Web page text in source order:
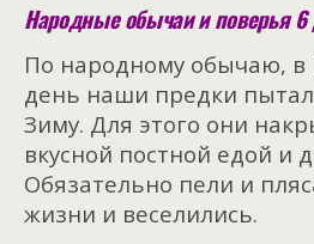
Народные обычаи и поверья 6
По народному обычаю,
день наши предки
Зиму. Для этого они
вкусной постной едой
Обязательно пели и
жизни и веселились.